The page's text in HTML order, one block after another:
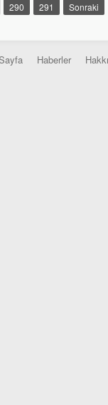
290 291 Sonraki
Haberler